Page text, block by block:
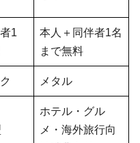
1
本人＋同伴者1名
まで無料
メタル
ホテル・グル
メ・海外旅行向